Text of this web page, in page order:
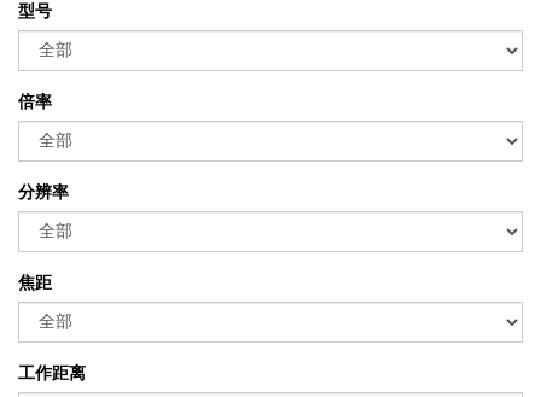
型号
倍率
分辨率
焦距
工作距离